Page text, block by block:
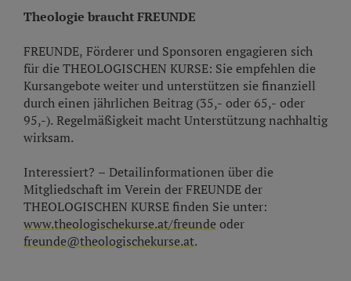
Theologie braucht FREUNDE
FREUNDE, Förderer und Sponsoren engagieren sich
für die THEOLOGISCHEN KURSE: Sie empfehlen die
Kursangebote weiter und unterstützen sie finanziell
durch einen jährlichen Beitrag (35,- oder 65,- oder
95,-). Regelmäßigkeit macht Unterstützung nachhaltig
wirksam.
Interessiert? – Detailinformationen über die
Mitgliedschaft im Verein der FREUNDE der
THEOLOGISCHEN KURSE finden Sie unter:
www.theologischekurse.at/freundeoder
freunde@theologischekurse.at.